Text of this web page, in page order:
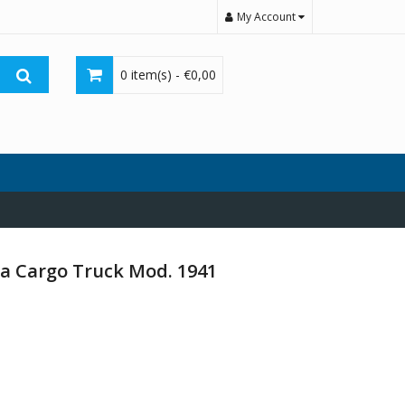
My Account
0 item(s) - €0,00
Cargo Truck Mod. 1941